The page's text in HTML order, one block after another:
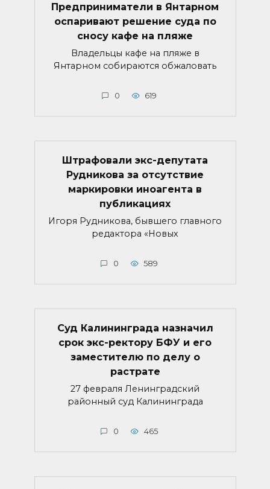
Предприниматели в Янтарном
оспаривают решение суда по
сносу кафе на пляже
Владельцы кафе на пляже в
Янтарном собираются обжаловать
0 619
Штрафовали экс-депутата
Рудникова за отсутствие
маркировки иноагента в
публикациях
Игоря Рудникова, бывшего главного
редактора «Новых
0 589
Суд Калининграда назначил
срок экс-ректору БФУ и его
заместителю по делу о
растрате
27 февраля Ленинградский
районный суд Калининграда
0 465